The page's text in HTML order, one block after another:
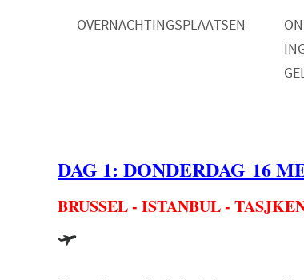
OVERNACHTINGSPLAATSEN
DAG 1: DONDERDAG 16
BRUSSEL - ISTANBUL -